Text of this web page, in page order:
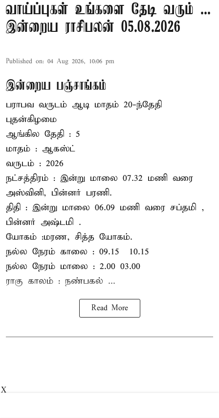
வாய்ப்புகள் உங்களை தேடி வரும் ...
இன்றைய ராசிபலன் 05.08.2026
Published on: 04 Aug 2026, 10:06 pm
இன்றைய பஞ்சாங்கம்
பராபவ வருடம் ஆடி மாதம் 20-ந்தேதி
புதன்கிழமை
ஆங்கில தேதி : 5
மாதம் : ஆகஸ்ட்
வருடம் : 2026
நட்சத்திரம் : இன்று மாலை 07.32 மணி வரை
அஸ்வினி, பின்னர் பரணி.
திதி : இன்று மாலை 06.09 மணி வரை சப்தமி ,
பின்னர் அஷ்டமி .
யோகம் :மரண, சித்த யோகம்.
நல்ல நேரம் காலை : 09.15 – 10.15
நல்ல நேரம் மாலை : 2.00– 03.00
ராகு காலம் : நண்பகல் ...
Read More
X